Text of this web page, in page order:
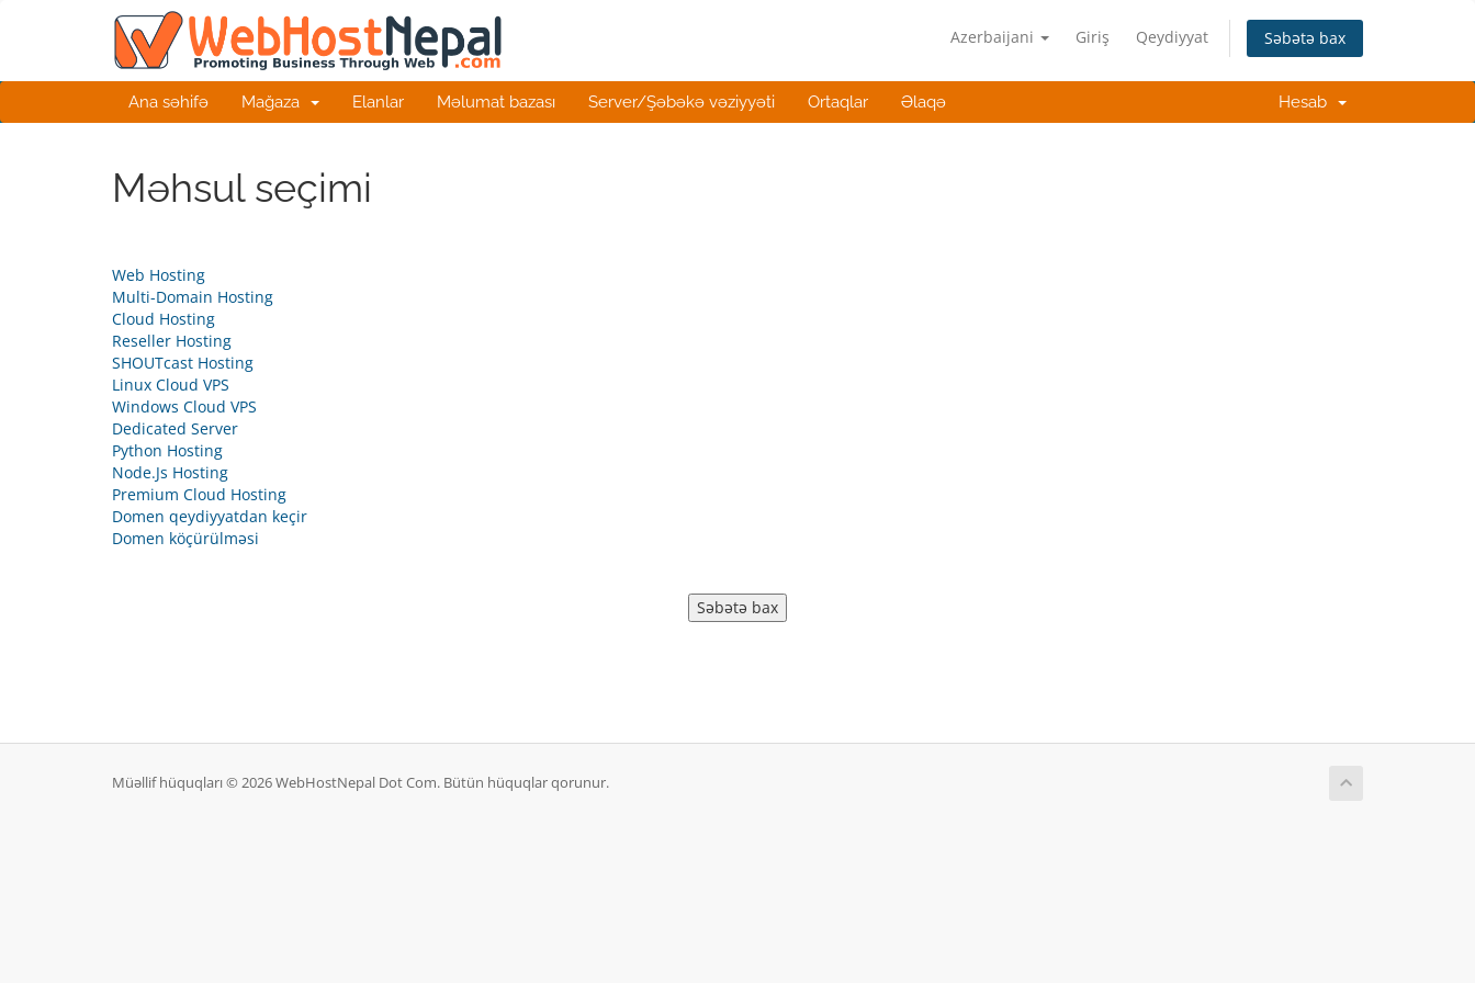
Azerbaijani Giriş Qeydiyyat Səbətə bax
Ana səhifə Mağaza Elanlar Məlumat bazası Server/Şəbəkə vəziyyəti Ortaqlar Əlaqə Hesab
Məhsul seçimi
Web Hosting
Multi-Domain Hosting
Cloud Hosting
Reseller Hosting
SHOUTcast Hosting
Linux Cloud VPS
Windows Cloud VPS
Dedicated Server
Python Hosting
Node.Js Hosting
Premium Cloud Hosting
Domen qeydiyyatdan keçir
Domen köçürülməsi
Müəllif hüquqları © 2026 WebHostNepal Dot Com. Bütün hüquqlar qorunur.